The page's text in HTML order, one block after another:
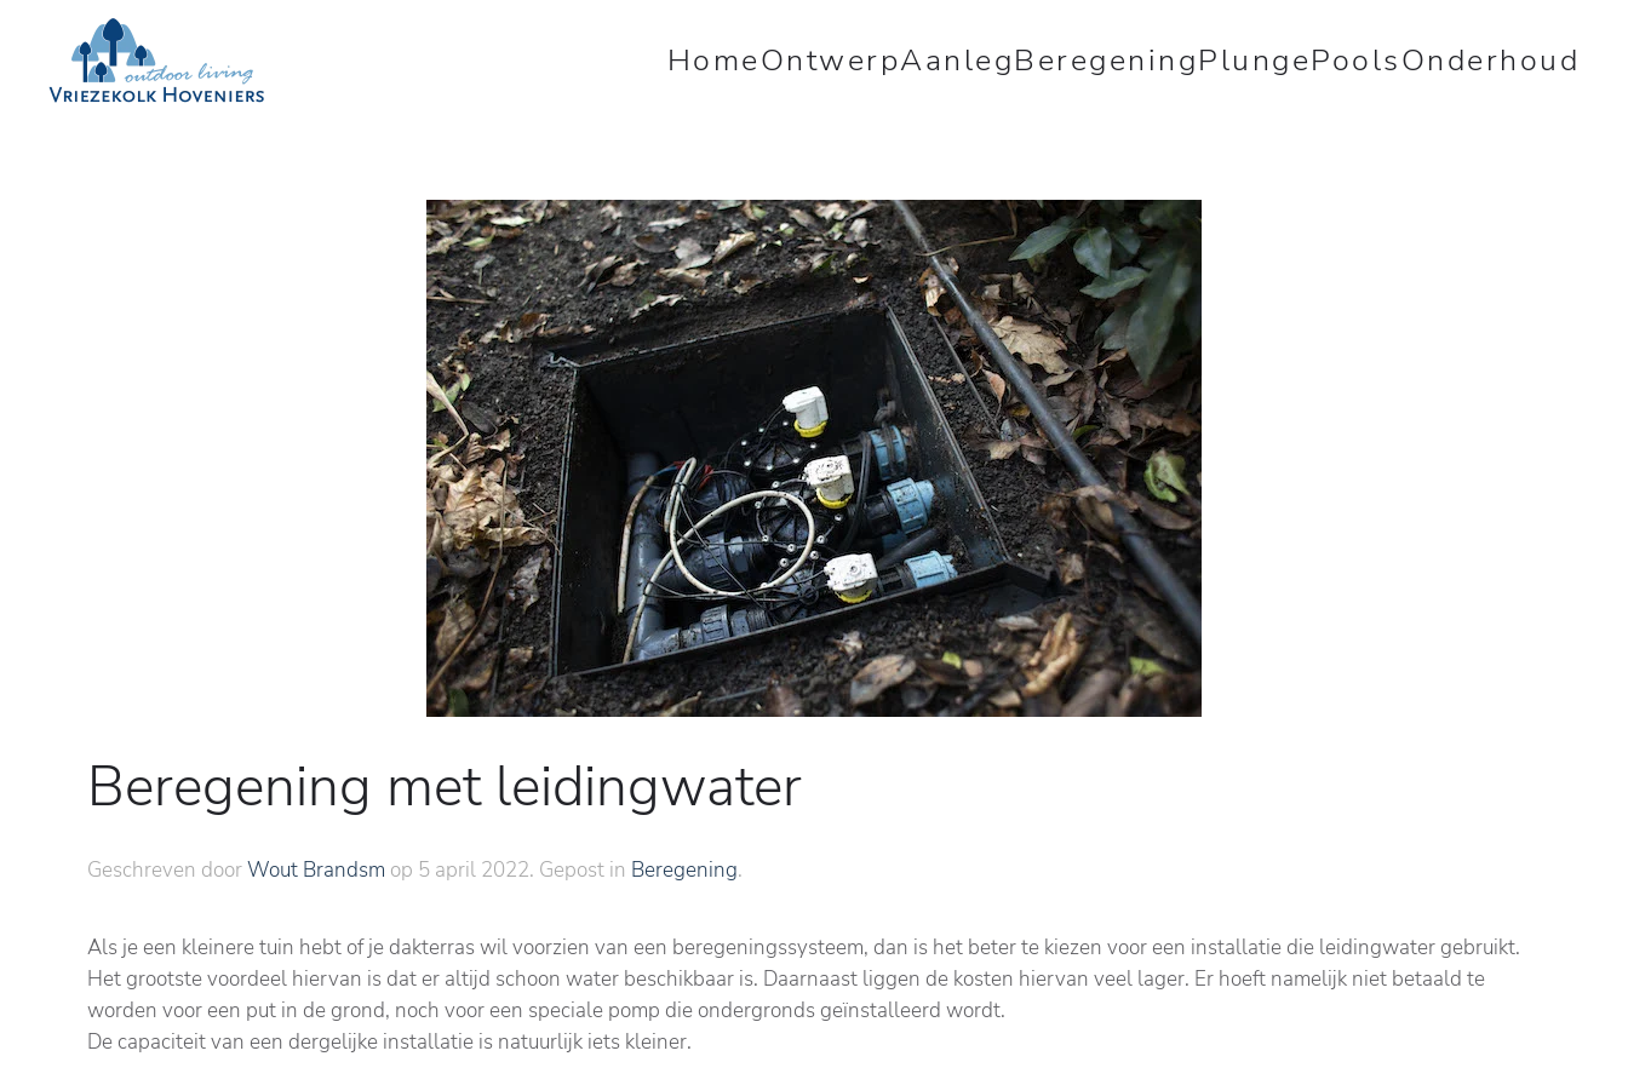
Skip to main content HomeOntwerpAanlegBeregeningPlungePoolsOnderhoud
Beregening met leidingwater
Geschreven doorWout Brandsm op 5 april 2022. Gepost in Beregening.
Als je een kleinere tuin hebt of je dakterras wil voorzien van een beregeningssysteem, dan is het beter te kiezen voor een installatie die leidingwater gebruikt.
Het grootste voordeel hiervan is dat er altijd schoon water beschikbaar is. Daarnaast liggen de kosten hiervan veel lager. Er hoeft namelijk niet betaald te
worden voor een put in de grond, noch voor een speciale pomp die ondergronds geïnstalleerd wordt.
De capaciteit van een dergelijke installatie is natuurlijk iets kleiner.